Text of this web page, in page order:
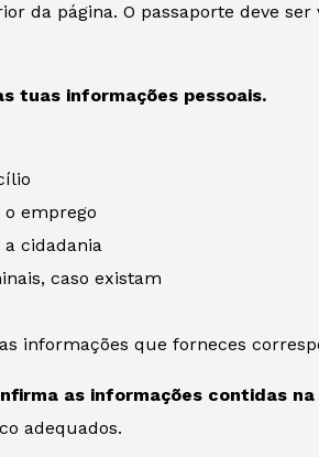
da página. O passaporte deve
tuas informações pessoais.
emprego
cidadania
caso existam
informações que forneces
as informações contidas
adequados.